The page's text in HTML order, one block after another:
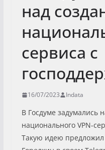
над
сервиса с
16/07/2023 Indata
В Госдуме задумались
национального VPN-
Такую идею предложил